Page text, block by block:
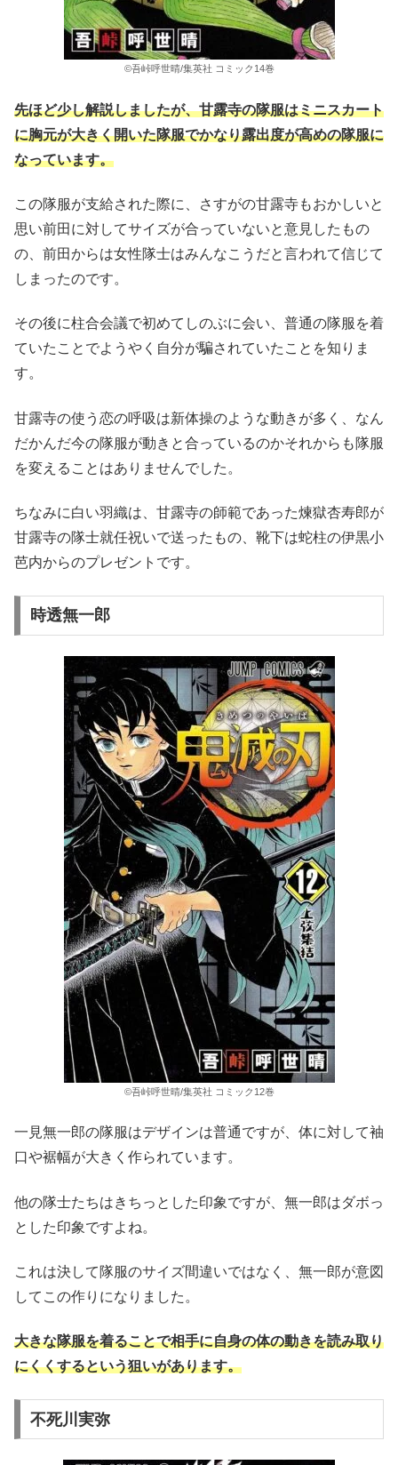
©吾峠呼世晴/集英社 コミック14巻
先ほど少し解説しましたが、甘露寺の隊服はミニスカート
に胸元が大きく開いた隊服でかなり露出度が高めの隊服に
なっています。
この隊服が支給された際に、さすがの甘露寺もおかしいと
思い前田に対してサイズが合っていないと意見したもの
の、前田からは女性隊士はみんなこうだと言われて信じて
しまったのです。
その後に柱合会議で初めてしのぶに会い、普通の隊服を着
ていたことでようやく自分が騙されていたことを知りま
す。
甘露寺の使う恋の呼吸は新体操のような動きが多く、なん
だかんだ今の隊服が動きと合っているのかそれからも隊服
を変えることはありませんでした。
ちなみに白い羽織は、甘露寺の師範であった煉獄杏寿郎が
甘露寺の隊士就任祝いで送ったもの、靴下は蛇柱の伊黒小
芭内からのプレゼントです。
時透無一郎
©吾峠呼世晴/集英社 コミック12巻
一見無一郎の隊服はデザインは普通ですが、体に対して袖
口や裾幅が大きく作られています。
他の隊士たちはきちっとした印象ですが、無一郎はダボっ
とした印象ですよね。
これは決して隊服のサイズ間違いではなく、無一郎が意図
してこの作りになりました。
大きな隊服を着ることで相手に自身の体の動きを読み取り
にくくするという狙いがあります。
不死川実弥